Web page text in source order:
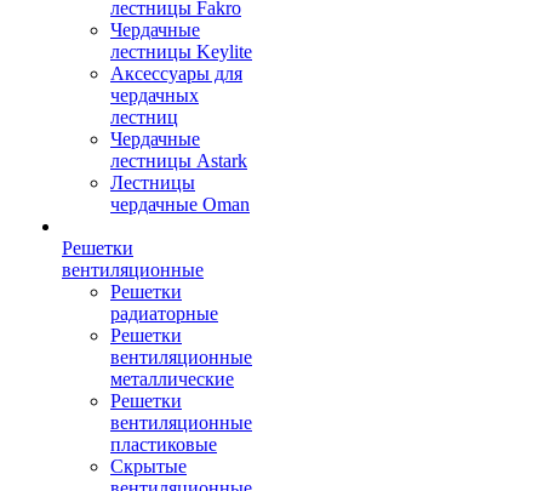
лестницы Fakro
Чердачные
лестницы Keylite
Аксессуары для
чердачных
лестниц
Чердачные
лестницы Astark
Лестницы
чердачные Oman
Решетки
вентиляционные
Решетки
радиаторные
Решетки
вентиляционные
металлические
Решетки
вентиляционные
пластиковые
Скрытые